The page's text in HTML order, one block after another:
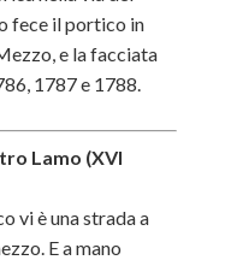
fece il portico in
e la facciata
1787 e 1788.
Lamo (XVI
vi è una strada a
E a mano